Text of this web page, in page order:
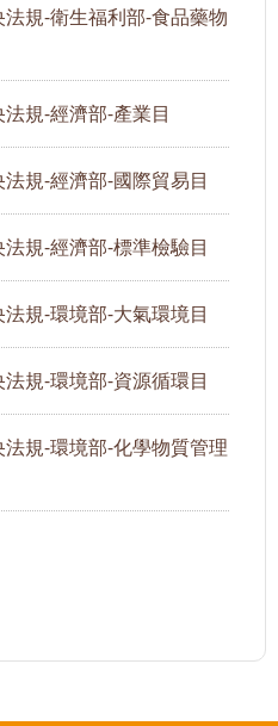
規-衛生福利部-食品藥物
規-經濟部-產業目
規-經濟部-國際貿易目
規-經濟部-標準檢驗目
規-環境部-大氣環境目
規-環境部-資源循環目
規-環境部-化學物質管理